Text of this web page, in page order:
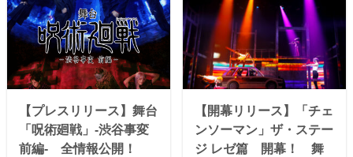
【プレスリリース】舞台
「呪術廻戦」-渋谷事変
前編- 全情報公開！
【開幕リリース】「チェ
ンソーマン」ザ・ステー
ジ レゼ篇 開幕！ 舞